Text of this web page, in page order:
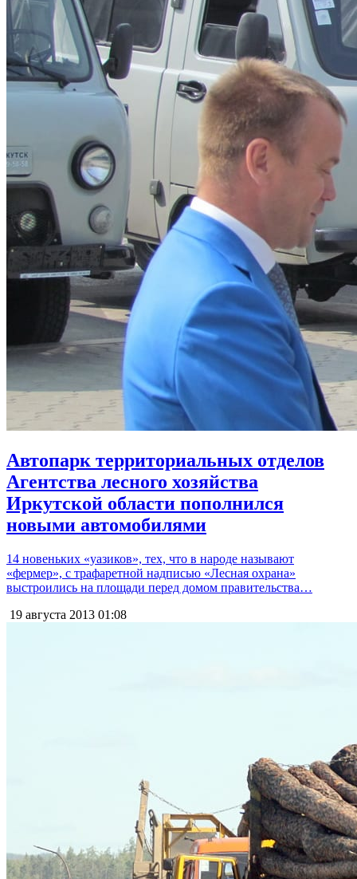
Автопарк территориальных отделов
Агентства лесного хозяйства
Иркутской области пополнился
новыми автомобилями
14 новеньких «уазиков», тех, что в народе называют
«фермер», с трафаретной надписью «Лесная охрана»
выстроились на площади перед домом правительства…
19 августа 2013 01:08